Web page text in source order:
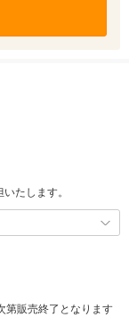
たします。
第販売終了となります